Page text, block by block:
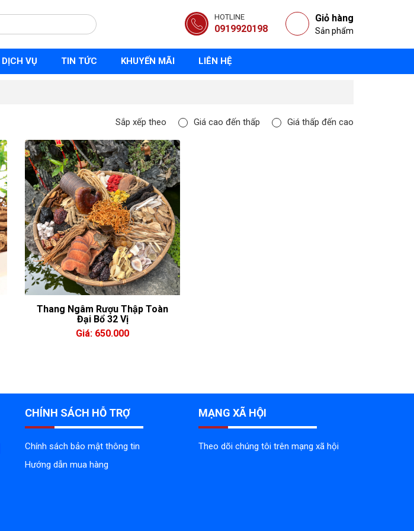
HOTLINE
0919920198
Giỏ hàng
Sản phẩm
DỊCH VỤ TIN TỨC KHUYẾN MÃI LIÊN HỆ
Sắp xếp theo Giá cao đến thấp Giá thấp đến cao
Thang Ngâm Rượu Thập Toàn
Đại Bổ 32 Vị
Giá: 650.000
CHÍNH SÁCH HỖ TRỢ
Chính sách bảo mật thông tin
Hướng dẫn mua hàng
MẠNG XÃ HỘI
Theo dõi chúng tôi trên mạng xã hội